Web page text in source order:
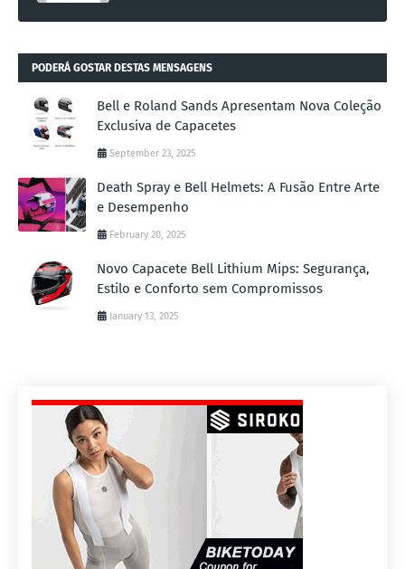
PODERÁ GOSTAR DESTAS MENSAGENS
Bell e Roland Sands Apresentam Nova Coleção
Exclusiva de Capacetes
September 23, 2025
Death Spray e Bell Helmets: A Fusão Entre Arte
e Desempenho
February 20, 2025
Novo Capacete Bell Lithium Mips: Segurança,
Estilo e Conforto sem Compromissos
January 13, 2025